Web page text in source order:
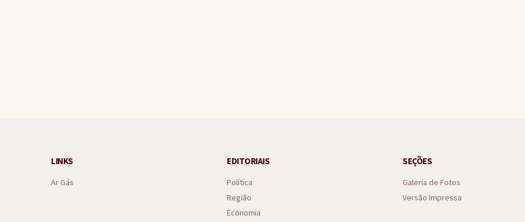
LINKS
Ar Gás
EDITORIAIS
Política
Região
Economia
SEÇÕES
Galeria de Fotos
Versão Impressa